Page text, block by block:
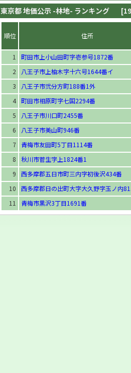
東京都 地価公示 -林地- ランキング
順位 住所
1
町田市上小山田町字壱参号1872番
2
八王子市上柚木字十六号1644番イ
3
八王子市弐分方町188番1外
4 町田市相原町字七国2294番
5
八王子市川口町2455番
6
八王子市美山町946番
7
青梅市友田町5丁目1114番
8
秋川市菅生字上1824番1
9
西多摩郡五日市町三内字初後沢434番
10
西多摩郡日の出町大字大久野字玉ノ内
11
青梅市黒沢3丁目1691番